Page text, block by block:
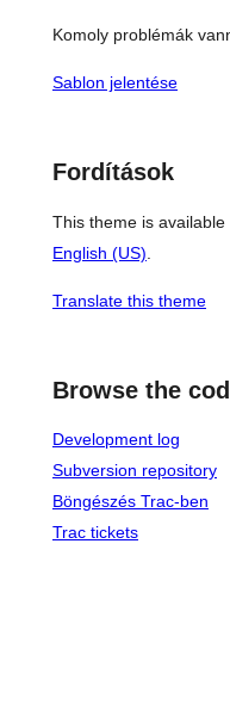
Komoly problémák
Sablon jelentése
Fordítások
This theme is
English (US)
Translate this theme
Browse the
Development log
Subversion repository
Böngészés Trac-ben
Trac tickets